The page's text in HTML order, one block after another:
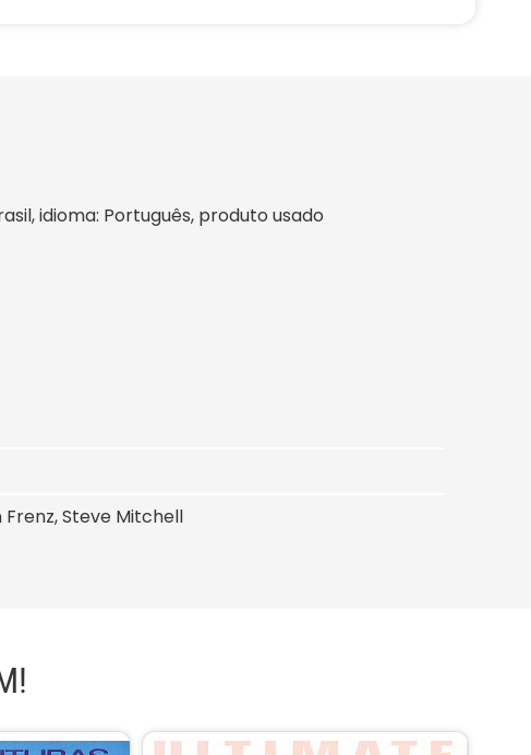
idioma: Português, produto usado
Frenz, Steve Mitchell